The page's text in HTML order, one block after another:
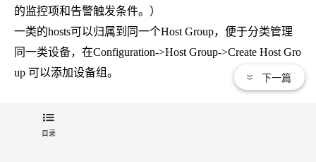
的监控项和告警触发条件。）
一类的hosts可以归属到同一个Host Group，便于分类管理
同一类设备，在Configuration->Host Group->Create Host Gro
up 可以添加设备组。
3.4 添加 Items
目录
下一篇